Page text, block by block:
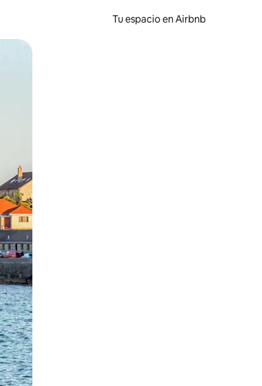
Tu espacio en Airbnb
y deslizando la pantalla.